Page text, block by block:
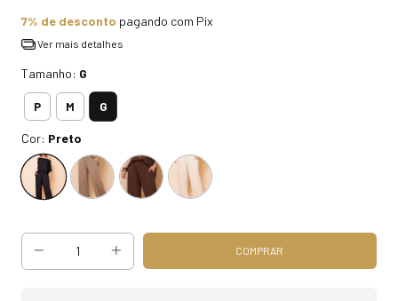
7% de desconto pagando com Pix
Ver mais detalhes
Tamanho: G
P M G
Cor: Preto